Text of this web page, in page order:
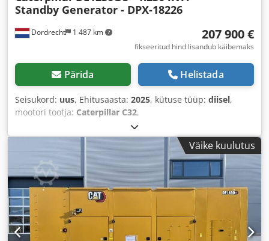
Dordrecht 1 487 km
Standby Generator - DPX-18226
207 900 €
fikseeritud hind lisandub käibemaks
Pärida Helistada
Seisukord: uus, Ehitusaasta: 2025, kütuse tüüp: diisel,
mootori tootja: Caterpillar C32,
Väike kuulutus